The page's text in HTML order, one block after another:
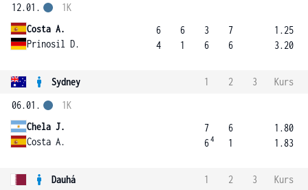
12.01.
Costa A.
Prinosil D.
1K
6
4
6
1
3
6
7
6
1.25
3.20
Sydney 1 2 3
Kurs
06.01.
Chela J.
Costa A.
1K
7
64
6
1
1.80
1.83
Dauhá 1 2 3
Kurs